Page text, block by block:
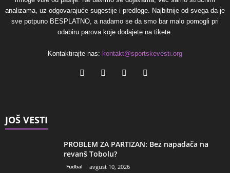
analizama, uz odgovarajuće sugestije i predloge. Najbitnije od svega da je
sve potpuno BESPLATNO, a nadamo se da smo bar malo pomogli pri
odabiru parova koje dodajete na tikete.
Kontaktirajte nas: kontakt@sportskevesti.org
JOŠ VESTI
PROBLEM ZA PARTIZAN: Bez napadača na
revanš Tobolu?
Fudbal avgust 10, 2026